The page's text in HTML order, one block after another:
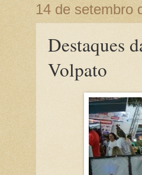
14 de setembro
Destaques
Volpato